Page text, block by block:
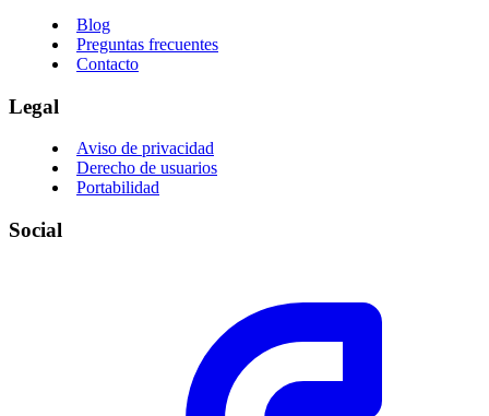
Blog
Preguntas frecuentes
Contacto
Legal
Aviso de privacidad
Derecho de usuarios
Portabilidad
Social